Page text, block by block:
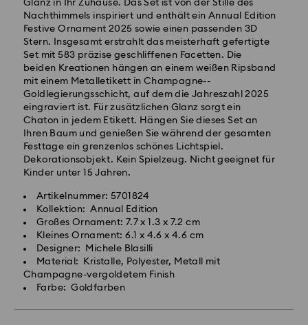
Glanz in Ihr Zuhause. Das Set ist von der Stille des
Nachthimmels inspiriert und enthält ein Annual Edition
Festive Ornament 2025 sowie einen passenden 3D
Stern. Insgesamt erstrahlt das meisterhaft gefertigte
Set mit 583 präzise geschliffenen Facetten. Die
beiden Kreationen hängen an einem weißen Ripsband
mit einem Metalletikett in Champagne--
Goldlegierungsschicht, auf dem die Jahreszahl 2025
eingraviert ist. Für zusätzlichen Glanz sorgt ein
Chaton in jedem Etikett. Hängen Sie dieses Set an
Ihren Baum und genießen Sie während der gesamten
Festtage ein grenzenlos schönes Lichtspiel.
Dekorationsobjekt. Kein Spielzeug. Nicht geeignet für
Kinder unter 15 Jahren.
Artikelnummer: 5701824
Kollektion: Annual Edition
Großes Ornament: 7.7 x 1.3 x 7.2 cm
Kleines Ornament: 6.1 x 4.6 x 4.6 cm
Designer: Michele Blasilli
Material: Kristalle, Polyester, Metall mit
Champagne-vergoldetem Finish
Farbe: Goldfarben